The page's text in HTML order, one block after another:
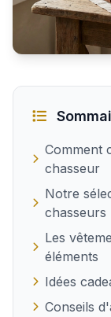
Comment
chasseur
Notre
chasseurs
Les
éléments
Idées
Conseils